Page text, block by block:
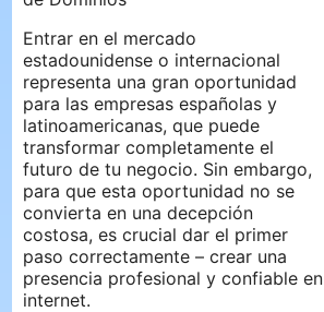
Entrar en el mercado
estadounidense o internacional
representa una gran oportunidad
para las empresas españolas y
latinoamericanas, que puede
transformar completamente el
futuro de tu negocio. Sin embargo,
para que esta oportunidad no se
convierta en una decepción
costosa, es crucial dar el primer
paso correctamente – crear una
presencia profesional y confiable en
internet.